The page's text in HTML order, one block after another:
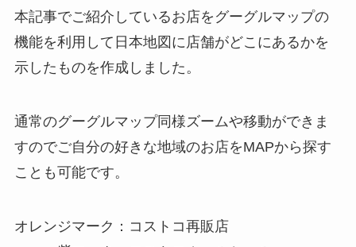
本記事でご紹介しているお店をグーグルマップの
機能を利用して日本地図に店舗がどこにあるかを
示したものを作成しました。
通常のグーグルマップ同様ズームや移動ができま
すのでご自分の好きな地域のお店をMAPから探す
ことも可能です。
オレンジマーク：コストコ再販店